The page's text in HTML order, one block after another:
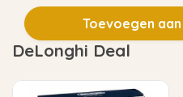
Toevoegen
DeLonghi Deal